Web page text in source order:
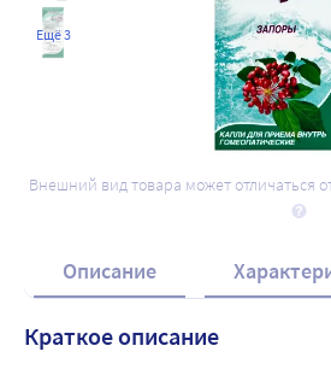
Ещё 3
Внешний вид товара может отличаться
Описание
Краткое описание